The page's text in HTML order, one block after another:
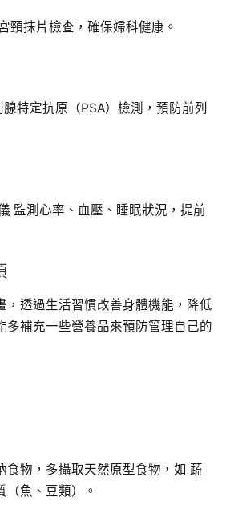
頸抹片檢查，確保婦科健康。
特定抗原（PSA）檢測，預防前列
監測心率、血壓、睡眠狀況，提前
，透過生活習慣改善身體機能，降低
多補充一些營養品來預防管理自己的
食物，多攝取天然原型食物，如 蔬
（魚、豆類）。